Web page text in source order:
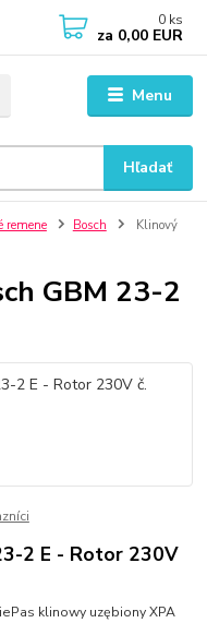
Menu
Hľadať
0 ks
za 0,00 EUR
remene Bosch
Klinový
GBM 23-2
2 E - Rotor 230V
klinowy uzębiony XPA